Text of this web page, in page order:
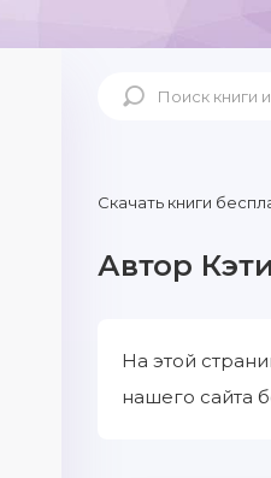
Скачать книги
Автор
На этой
нашего сайта